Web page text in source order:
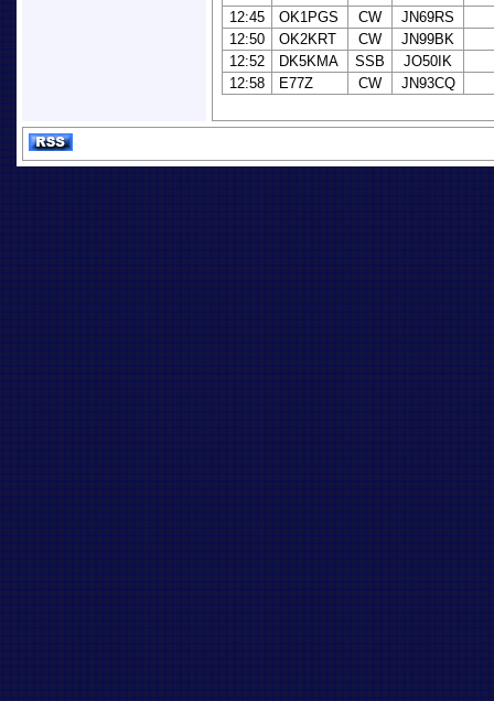
12:45
OK1PGS CW
JN69RS
12:50
OK2KRT CW
JN99BK
12:52
DK5KMA SSB
JO50IK
12:58
E77Z CW JN93CQ